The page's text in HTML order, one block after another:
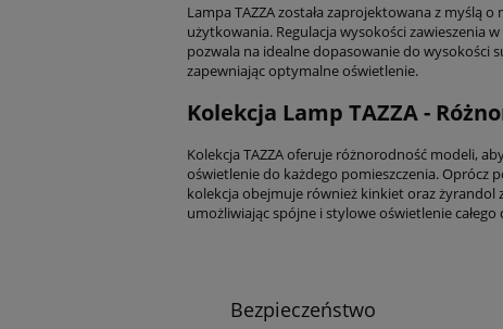
Lampa TAZZA została zaprojektowana z myślą
użytkowania. Regulacja wysokości zawieszenia
pozwala na idealne dopasowanie do wysokości
zapewniając optymalne oświetlenie.
Kolekcja Lamp TAZZA -
Kolekcja TAZZA oferuje różnorodność modeli,
oświetlenie do każdego pomieszczenia. Oprócz
kolekcja obejmuje również kinkiet oraz żyrandol
umożliwiając spójne i stylowe oświetlenie całego
Bezpieczeństwo